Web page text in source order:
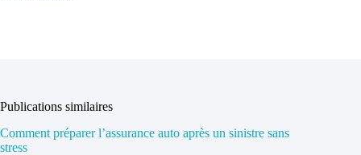
Publications similaires
Comment préparer l’assurance auto après un sinistre sans
stress